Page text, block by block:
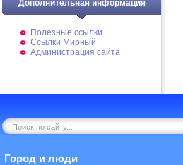
Дополнительная информация
Полезные ссылки
Ссылки Мирный
Администрация сайта
Город и люди